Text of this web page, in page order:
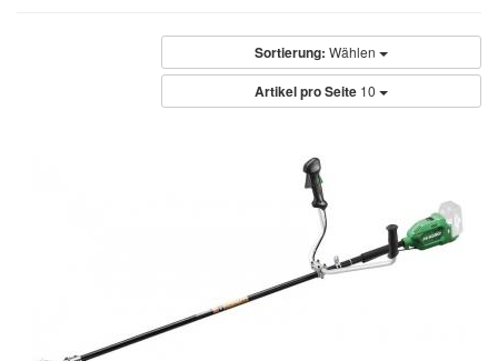
Sortierung: Wählen
Artikel pro Seite 10